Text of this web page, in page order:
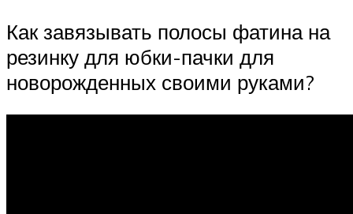
Как завязывать полосы фатина на
резинку для юбки-пачки для
новорожденных своими руками?